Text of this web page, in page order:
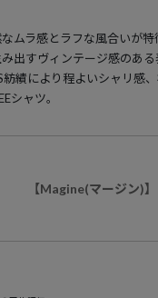
なムラ感とラフな風合いが
出すヴィンテージ感のある
紡績により程よいシャリ感
シャツ。
【Magine(マージン)